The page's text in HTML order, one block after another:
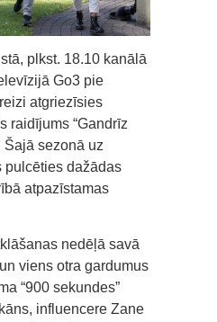
plkst. 18.10 kanālā
Go3 pie
atgriezīsies
raidījums “Gandrīz
Šajā sezonā uz
pulcēties dažādas
atpazīstamas
nedēļā savā
viens otra gardumus
“900 sekundes”
influencere Zane